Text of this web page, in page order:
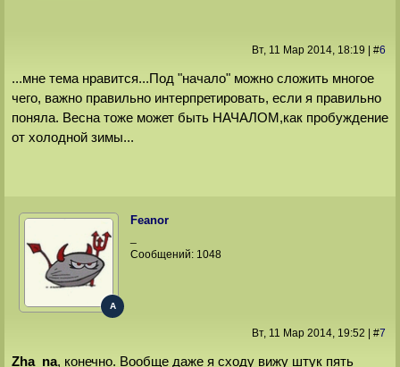
Вт, 11 Мар 2014, 18:19 #6
...мне тема нравится...Под "начало" можно сложить многое
чего, важно правильно интерпретировать, если я правильно
поняла. Весна тоже может быть НАЧАЛОМ,как пробуждение
от холодной зимы...
Feanor
A
Сообщений: 1048
Вт, 11 Мар 2014, 19:52 #7
Zha_na, конечно. Вообще даже я сходу вижу штук пять